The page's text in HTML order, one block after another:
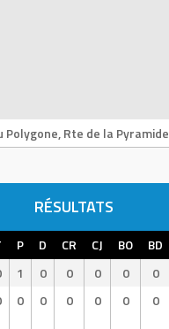
Polygone, Rte de la
RÉSULTATS
P D CR CJ BO BD
1 0 0 0 0 0
0 0 0 0 0 0